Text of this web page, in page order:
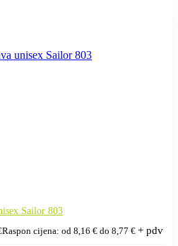
Sailor 803
Raspon cijena: od 8,16 € do 8,77 € + pdv